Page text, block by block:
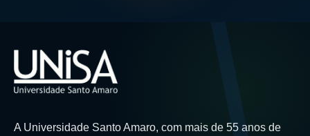
A Universidade Santo Amaro, com mais de 55 anos de